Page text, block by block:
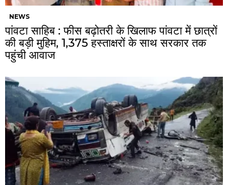
NEWS
पांवटा साहिब : फीस बढ़ोतरी के खिलाफ पांवटा में छात्रों
की बड़ी मुहिम, 1,375 हस्ताक्षरों के साथ सरकार तक
पहुंची आवाज